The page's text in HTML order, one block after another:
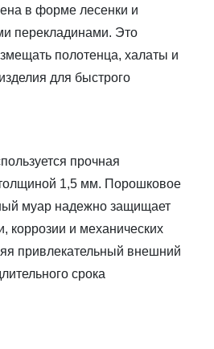
в форме лесенки и
перекладинами. Это
полотенца, халаты и
для быстрого
прочная
толщиной 1,5 мм. Порошковое
муар надежно защищает
коррозии и механических
привлекательный внешний
срока